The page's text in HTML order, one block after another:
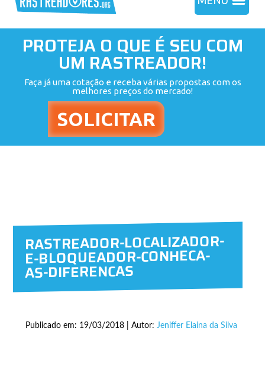
PROTEJA O QUE É SEU COM
UM RASTREADOR!
Faça já uma cotação e receba várias propostas com os
melhores preços do mercado!
RASTREADOR-LOCALIZADOR-
E-BLOQUEADOR-CONHECA-
AS-DIFERENCAS
Publicado em: 19/03/2018 | Autor: Jeniffer Elaina da Silva